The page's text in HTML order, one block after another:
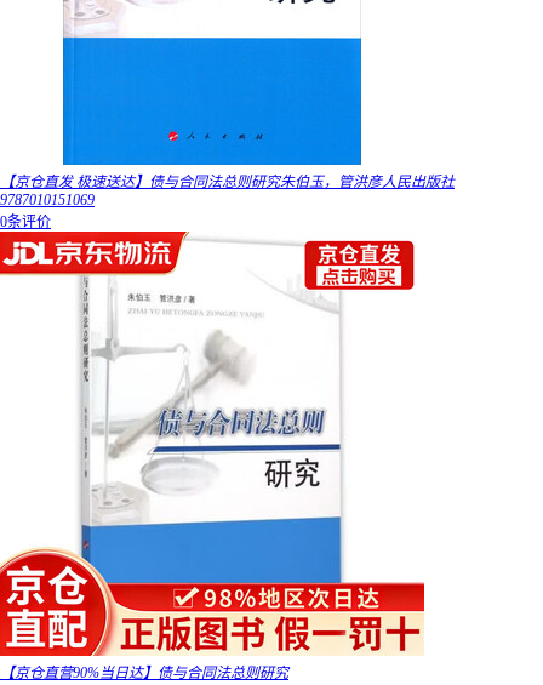
【京仓直发 极速送达】债与合同法总则研究朱伯玉，管洪彦人民出版社
9787010151069
0条评价
【京仓直营90%当日达】债与合同法总则研究